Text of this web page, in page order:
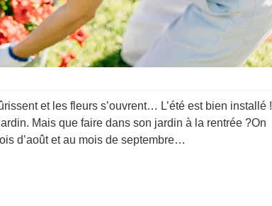
et les fleurs s’ouvrent… L’été est bien installé !
Mais que faire dans son jardin à la rentrée ?On
d’août et au mois de septembre…